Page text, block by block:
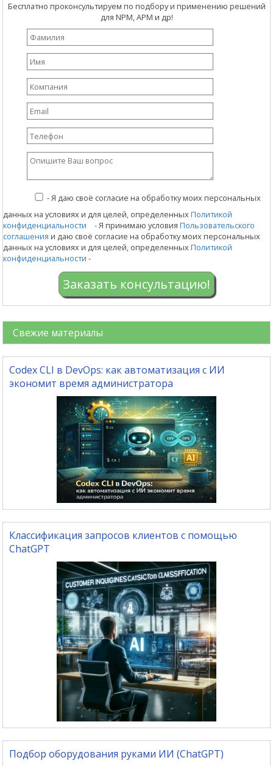
Бесплатно проконсультируем по подбору и применению решений
для NPM, APM и др!
-Я даю своё согласие на обработку моих персональных
данных на условиях и для целей, определенныхПолитикой
конфиденциальности
- Я принимаю условияПользовательского
соглашения и даю своё согласие на обработку моих персональных
данных на условиях и для целей, определенныхПолитикой
конфиденциальности -
Заказать консультацию!
Свежие материалы
Codex CLI в DevOps: как автоматизация с ИИ
экономит время администратора
Классификация запросов клиентов с помощью
ChatGPT
Подбор оборудования руками ИИ (ChatGPT)